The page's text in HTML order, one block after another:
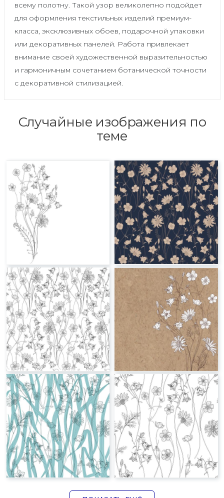
всему полотну. Такой узор великолепно подойдет
для оформления текстильных изделий премиум-
класса, эксклюзивных обоев, подарочной упаковки
или декоративных панелей. Работа привлекает
внимание своей художественной выразительностью
и гармоничным сочетанием ботанической точности
с декоративной стилизацией.
Случайные изображения по
теме